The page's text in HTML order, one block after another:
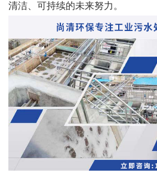
清洁、可持续的未来努力。